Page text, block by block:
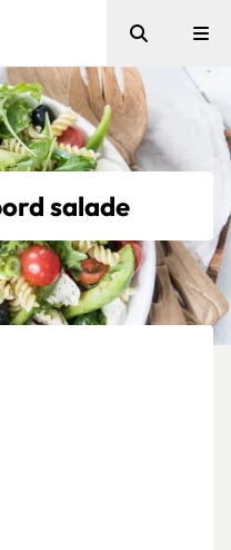
Zoeken
salade